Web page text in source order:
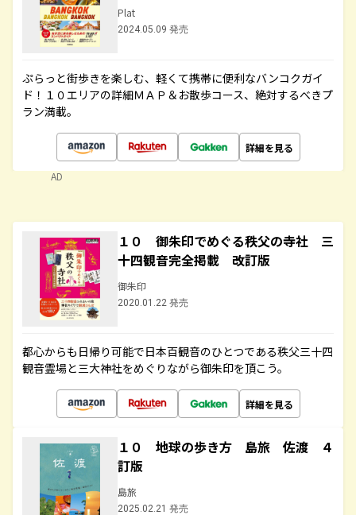
Plat
2024.05.09 発売
ぷらっと街歩きを楽しむ、軽くて携帯に便利なバンコクガイ
ド！１０エリアの詳細ＭＡＰ＆お散歩コース、絶対するべきプ
ラン満載。
詳細を見る
AD
１０ 御朱印でめぐる秩父の寺社 三
十四観音完全掲載 改訂版
御朱印
2020.01.22 発売
都心からも日帰り可能で日本百観音のひとつである秩父三十四
観音霊場と三大神社をめぐりながら御朱印を頂こう。
詳細を見る
１０ 地球の歩き方 島旅 佐渡 ４
訂版
島旅
2025.02.21 発売